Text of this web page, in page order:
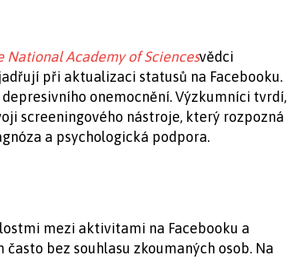
National Academy of Sciencesvědci
při aktualizaci statusů na Facebooku.
onemocnění. Výzkumníci tvrdí,
screeningového nástroje, který rozpozná
a psychologická podpora.
mezi aktivitami na Facebooku a
bez souhlasu zkoumaných osob. Na